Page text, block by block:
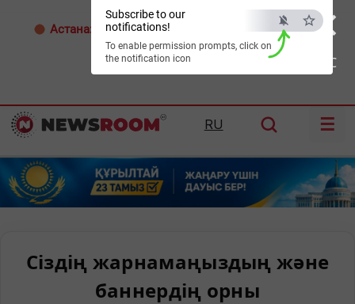
×
ESC
Subscribe to our
notifications!
To enable permission prompts, click on
the notification icon
Астана: 26°C Алматы: Шымкент:38°C
RU ☰
Сіздің жарнамаңыздың және
баннердің орны